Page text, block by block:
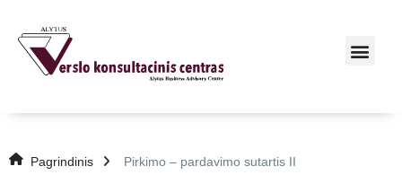
Pagrindinis Pirkimo – pardavimo sutartis II